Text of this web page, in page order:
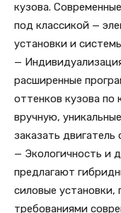
кузова.
под классикой —
установки и
—
расширенные
оттенков кузова по
вручную,
заказать двигатель
— Экологичность и
предлагают
силовые установки,
требованиями